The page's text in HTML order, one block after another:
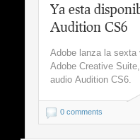
Ya esta
Audition CS6
Adobe lanza la
Adobe Creative
audio Audition CS6.
0 comments